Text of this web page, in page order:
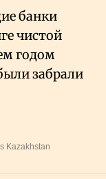
банки
чистой
годом
забрали
Kazakhstan